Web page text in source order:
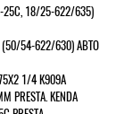
25С, 18/25-622/635)
54-622/630) АВТО
1/4 K909A
KENDA